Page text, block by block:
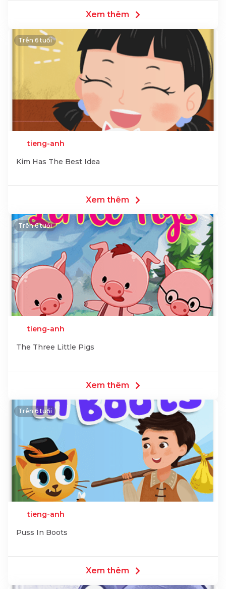
Xem thêm
Trên 6 tuổi
tieng-anh
Kim Has The Best Idea
Xem thêm
Trên 6 tuổi
tieng-anh
The Three Little Pigs
Xem thêm
Trên 6 tuổi
tieng-anh
Puss In Boots
Xem thêm